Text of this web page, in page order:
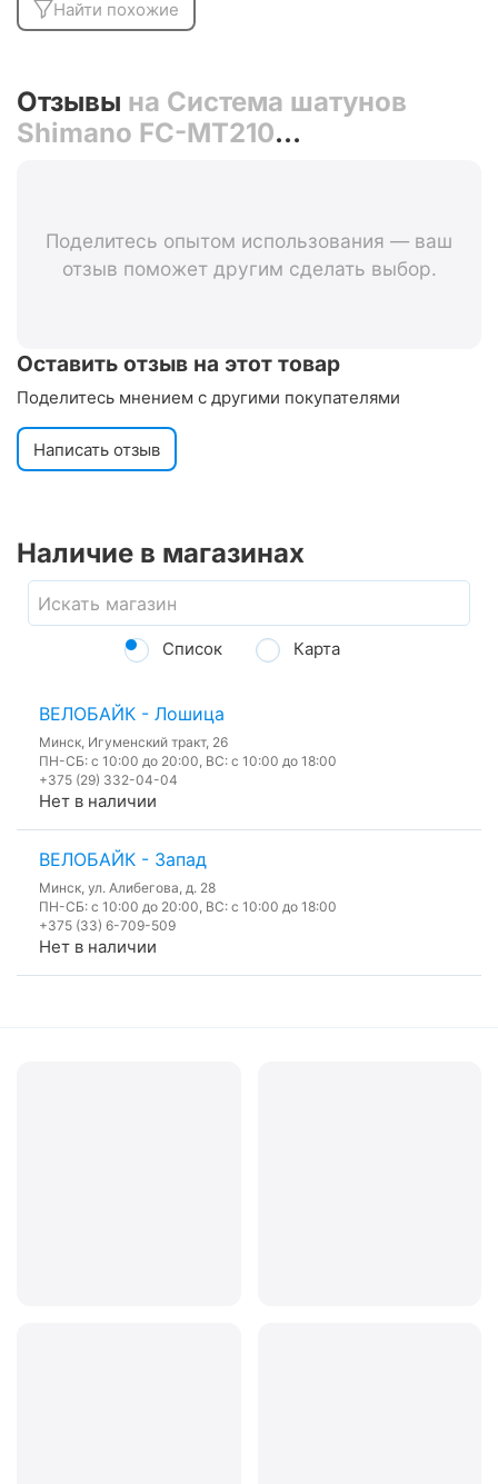
Найти похожие
Отзывы на Система шатунов
Shimano FC-MT210
Поделитесь опытом использования — ваш
отзыв поможет другим сделать выбор.
Оставить отзыв на этот товар
Поделитесь мнением с другими покупателями
Написать отзыв
Наличие в магазинах
Список Карта
ВЕЛОБАЙК - Лошица
Минск, Игуменский тракт, 26
ПН-СБ: с 10:00 до 20:00, ВС: с 10:00 до 18:00
+375 (29) 332-04-04
Нет в наличии
ВЕЛОБАЙК - Запад
Минск, ул. Алибегова, д. 28
ПН-СБ: с 10:00 до 20:00, ВС: с 10:00 до 18:00
+375 (33) 6-709-509
Нет в наличии